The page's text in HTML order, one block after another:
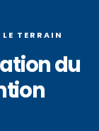
LE TERRAIN
du